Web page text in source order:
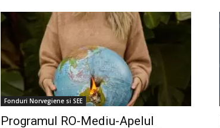
Fonduri Norvegiene si SEE
Programul RO-Mediu-Apelul